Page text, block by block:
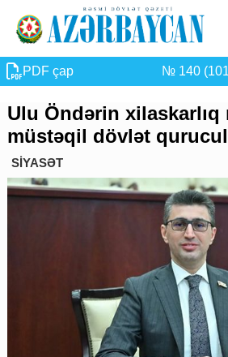
PDF çap № 140
Ulu Öndərin xilaskarlıq
müstəqil dövlət
SİYASƏT